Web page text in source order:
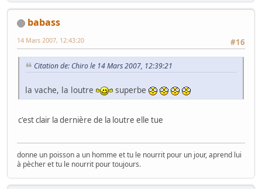
babass
#16
14 Mars 2007, 12:43:20
Citation de: Chiro le 14 Mars 2007, 12:39:21
la vache, la loutre superbe
c'est clair la dernière de la loutre elle tue
donne un poisson a un homme et tu le nourrit pour un jour, aprend lui
à pècher et tu le nourrit pour toujours.